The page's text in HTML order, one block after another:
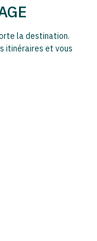
la destination.
itinéraires et vous